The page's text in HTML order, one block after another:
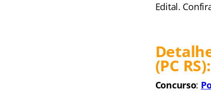
Edital.
(PC RS):
Concurso: